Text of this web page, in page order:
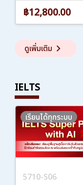
ดูเพิ่มเติม keyboard_arrow_right
฿12,800.00
IELTS
5710-S06
เรียนได้ทุกระบบ